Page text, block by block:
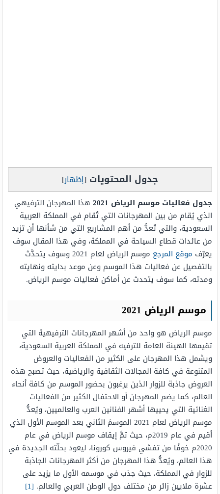
جدول المحتويات [إظهار]
جدول فعاليات موسم الرياض 2021
هذا المهرجان الترفيهي
الذي يُقام من بين المهرجانات التي تُقام في المملكة العربية
السعودية، والتي تُعدُّ من أهم المشاريع التي من شأنها أن تزيد
من عائدات قطاع السياحة في المملكة، وفي هذا المقال سوف
يعرّف موقع المرجع
موسم الرياض لعام 2021 وسوف يتحدَّث
بالتفصيل عن فعاليات هذا الموسم وعن موعد بدايته ونهايته
ومدته، كما سوف يتحدث عن أماكن فعاليات موسم الرياض.
موسم الرياض 2021
موسم الرياض هو واحد من أشهر المهرجانات الترفيهية التي
تقيمها الهيئة العامة للترفيه في المملكة العربية السعودية،
ويشمل هذا المهرجان على الكثير من الفعاليات والعروض
المتنوعة في كافة المجالات الثقافية والرياضية، حيث تصبح هذه
العروض جاذبة للزوار الذين يرغبون بحضور الموسم من كافة أنحاء
العالم، كما يضم المهرجان أو الاحتفال الكثير من الفعاليات
الغنائية التي يحييها أشهر الفنانين العرب والعالميين، ويُعدُّ
موسم الرياض لعام 2021 الموسمَ الثاني بعد الموسم الأول الذي
أقيم في عام 2019م، حيث تمَّ إيقاف موسم الرياض في عام
2020م خوفًا من تفشي فيروس كورونا، ليعود بحلّته الجديدة في
هذا العالم، ويُعدُّ هذا المهرجان من أكثر المهرجانات الجاذبة
للزوار في المملكة، حيث جذب في موسمه الأول ما يزيد على
عشرة ملايين زائر من مختلف دول الوطن العربي والعالم. [1]